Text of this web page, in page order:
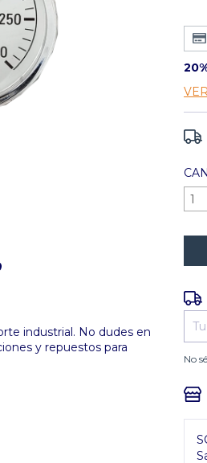
industrial. No dudes en
y repuestos para
No